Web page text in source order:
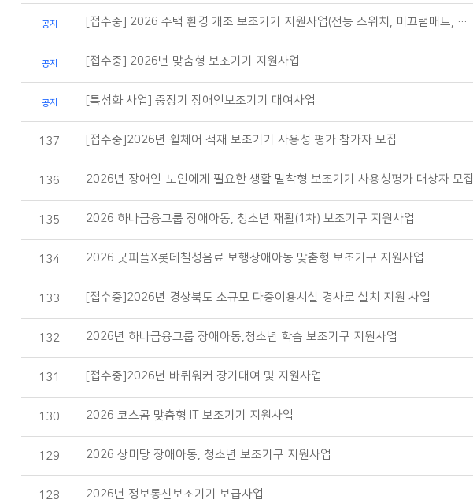
공지 [접수중] 2026 주택 환경 개조 보조기기 지원사업(전등 스위치, 미끄럼매트, …
공지 [접수중] 2026년 맞춤형 보조기기 지원사업
공지 [특성화 사업] 중장기 장애인보조기기 대여사업
137 [접수중]2026년 휠체어 적재 보조기기 사용성 평가 참가자 모집
136 2026년 장애인·노인에게 필요한 생활 밀착형 보조기기 사용성평가 대상자 모집
135 2026 하나금융그룹 장애아동, 청소년 재활(1차) 보조기구 지원사업
134 2026 굿피플X롯데칠성음료 보행장애아동 맞춤형 보조기구 지원사업
133 [접수중]2026년 경상북도 소규모 다중이용시설 경사로 설치 지원 사업
132 2026년 하나금융그룹 장애아동,청소년 학습 보조기구 지원사업
131 [접수중]2026년 바퀴워커 장기대여 및 지원사업
130 2026 코스콤 맞춤형 IT 보조기기 지원사업
129 2026 상미당 장애아동, 청소년 보조기구 지원사업
128 2026년 정보통신보조기기 보급사업